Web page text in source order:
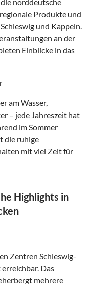
norddeutsche
Produkte und
und Kappeln.
an der
Einblicke in das
am Wasser,
– jede Jahreszeit hat
im Sommer
die ruhige
mit viel Zeit für
Highlights in
Zentren Schleswig-
Das
mehrere